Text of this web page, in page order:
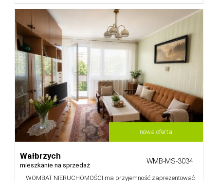
nowa oferta
Wałbrzych
mieszkanie na sprzedaż WMB-MS-3034
WOMBAT NIERUCHOMOŚCI ma przyjemność zaprezentować